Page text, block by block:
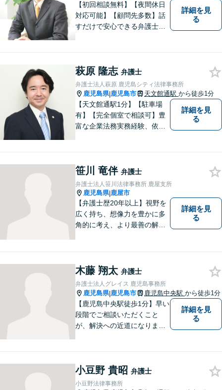
【初回相談無料】【夜間休日
対応可能】【顧問先多数】話
すだけで安心できる弁護士を
ルでありたいと思っていま
す。
詳細を見
る
萩原 隆志 弁護士
弁護士法人萩原 鹿児島シティ法律事務所
鹿児島県|鹿児島市 天文館通駅 から徒歩1分
【天文館通駅1分】【駐車場
有】【完全個室で相談可】豊
富な企業法務実務経験、依頼
を傾け、依頼者の悩みに寄り
添って助言や提案を提供して
参ります。 お気軽にご相談く
ださい。
詳細を見
る
笹川 竜伴 弁護士
弁護士法人笹川法律事務所 鹿屋支所
鹿児島県|鹿屋市
【弁護士歴20年以上】視野を
広く持ち、想像力を豊かに多
角的に考え、より最善の解決
ポートいたします。
詳細を見
る
木藤 翔太 弁護士
弁護士法人グレイス 鹿児島事務所
鹿児島県|鹿児島市 鹿児島中央駅 から徒歩1分
【鹿児島中央駅徒歩1分】早い
段階でご相談いただくこと
が、解決への近道になりま
なご相談でも、どうぞお気軽
にお声がけください。【初回
詳細を見
る
小豆野 貴昭 弁護士
小豆野法律事務所